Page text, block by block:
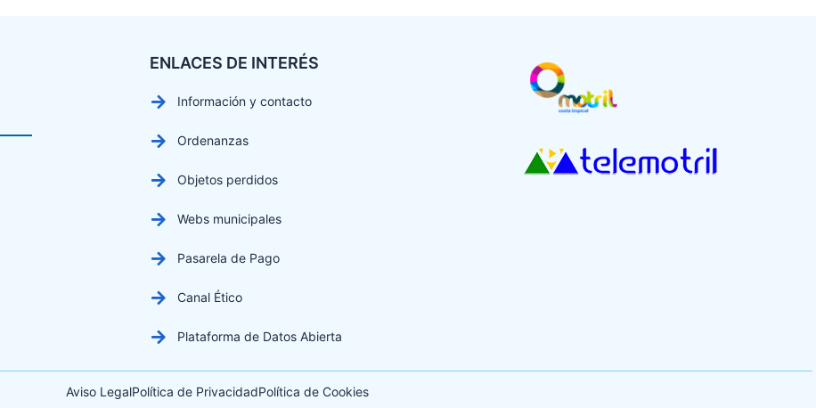
ENLACES DE INTERÉS
Información y contacto
Ordenanzas
Objetos perdidos
Webs municipales
Pasarela de Pago
Canal Ético
Plataforma de Datos Abierta
Aviso LegalPolítica de PrivacidadPolítica de Cookies